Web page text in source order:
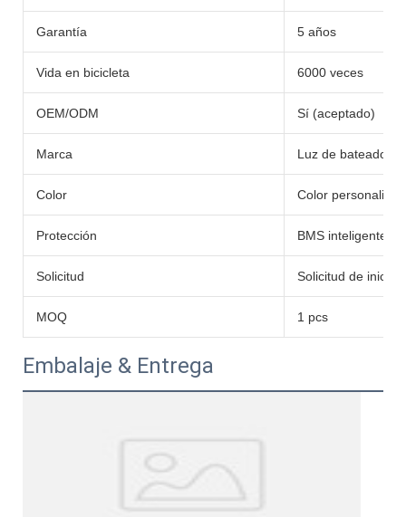
Garantía 5 años
Vida en bicicleta 6000 veces
OEM/ODM Sí (aceptado)
Marca Luz de bateador
Color Color
Protección BMS inteligente
Solicitud Solicitud de inicio
MOQ 1 pcs
Embalaje & Entrega